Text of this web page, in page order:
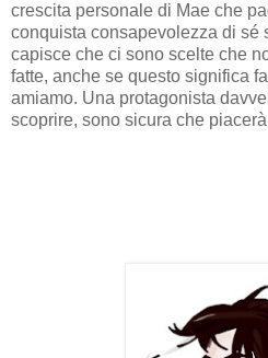
crescita personale di Mae che
conquista consapevolezza di sé
capisce che ci sono scelte che
fatte, anche se questo significa
amiamo. Una protagonista
scoprire, sono sicura che